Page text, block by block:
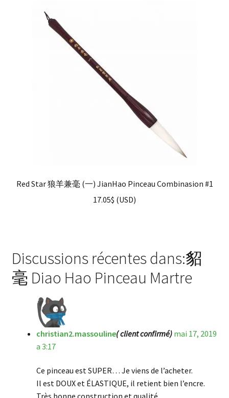
Red Star 狼羊兼毫 (一) JianHao Pinceau Combinasion #1
17.05$ (USD)
Discussions récentes dans:貂
毫 Diao Hao Pinceau Martre
christian2.massouline( client confirmé) mai 17, 2019
a 3:17
Ce pinceau est SUPER… Je viens de l’acheter.
Il est DOUX et ÉLASTIQUE, il retient bien l’encre.